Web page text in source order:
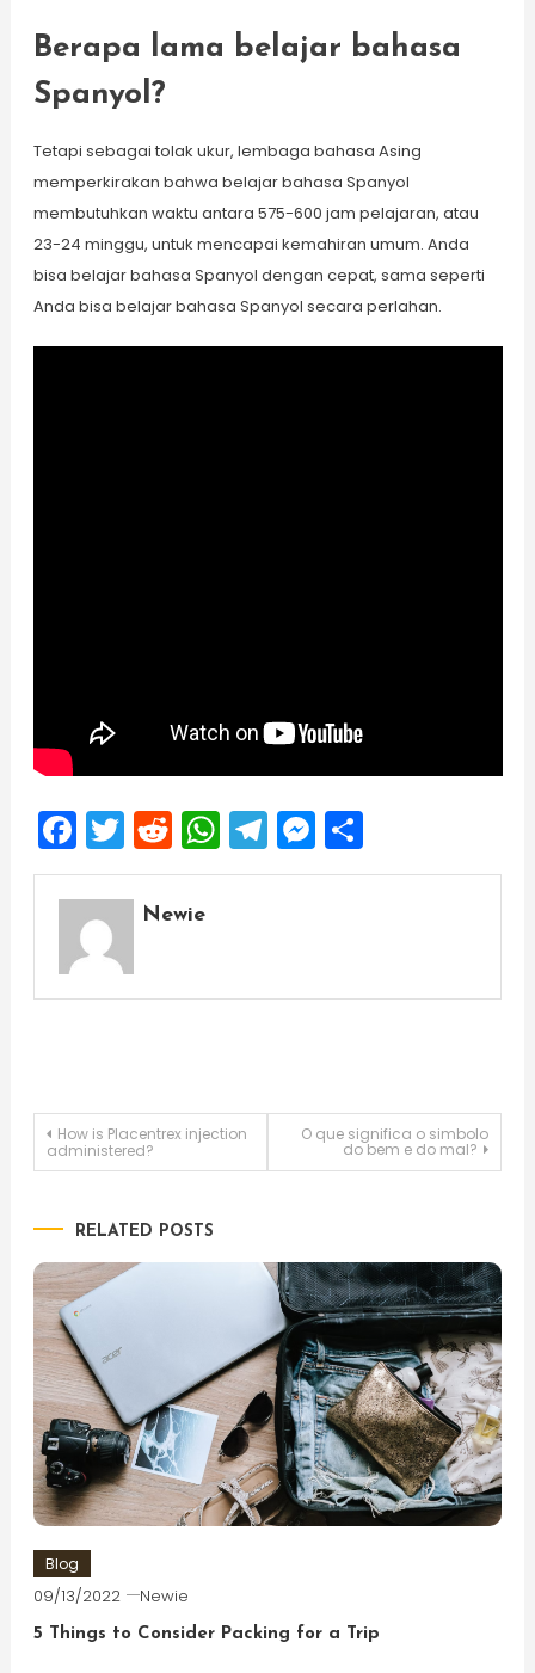
Berapa lama belajar bahasa
Spanyol?
Tetapi sebagai tolak ukur, lembaga bahasa Asing
memperkirakan bahwa belajar bahasa Spanyol
membutuhkan waktu antara 575-600 jam pelajaran, atau
23-24 minggu, untuk mencapai kemahiran umum. Anda
bisa belajar bahasa Spanyol dengan cepat, sama seperti
Anda bisa belajar bahasa Spanyol secara perlahan.
Facebook
Twitter
Reddit
WhatsApp
Telegram
Messenger
Share
Newie
Post
How is Placentrex injection
administered?
O que significa o simbolo
do bem e do mal?
RELATED POSTS
Blog
09/13/2022 Newie
5 Things to Consider Packing for a Trip